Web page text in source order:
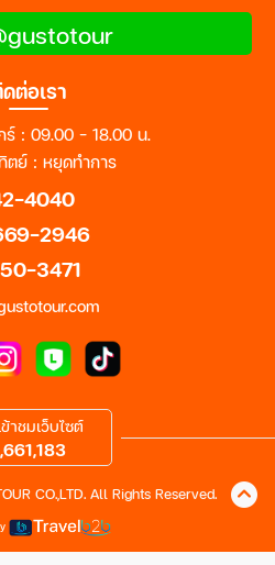
ต่อเรา
ร์ : 09.00 - 18.00 น.
ตย์ : หยุดทำการ
4040
2946
3471
าชมเว็บไซต์
CO.,LTD. All Rights Reserved.